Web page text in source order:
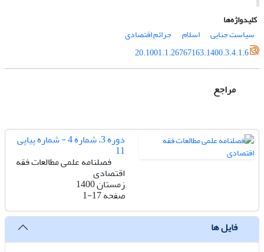
کلیدواژه‌ها
سیاست جنایی
اسلام
جرائم اقتصادی
20.1001.1.26767163.1400.3.4.1.6
مراجع
دوره 3، شماره 4 - شماره پیاپی
11
فصلنامه علمی مطالعات فقه
اقتصادی
زمستان 1400
صفحه1-17
فایل ها